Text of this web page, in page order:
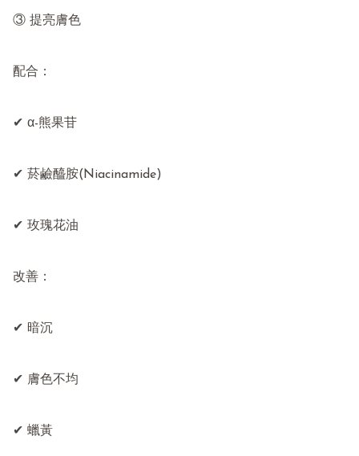
③ 提亮膚色
配合：
✔ α-熊果苷
✔ 菸鹼醯胺(Niacinamide)
✔ 玫瑰花油
改善：
✔ 暗沉
✔ 膚色不均
✔ 蠟黃